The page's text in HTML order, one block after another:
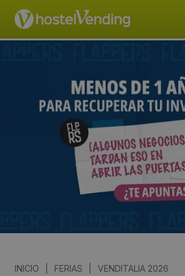
INICIO FERIAS VENDITALIA 2026